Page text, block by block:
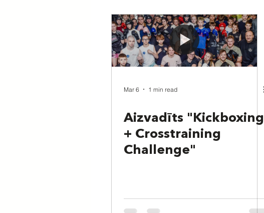
Mar 6 1 min read
Aizvadīts "Kickboxing
+ Crosstraining
Challenge"